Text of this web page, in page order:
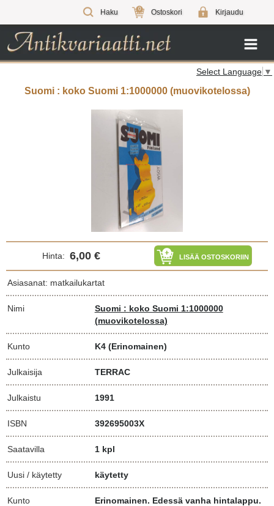
Haku 0 Ostoskori Kirjaudu
Select Language ▼
Suomi : koko Suomi 1:1000000 (muovikotelossa)
Hinta: 6,00 € LISÄÄ OSTOSKORIIN
Asiasanat: matkailukartat
Nimi
Suomi : koko Suomi 1:1000000
(muovikotelossa)
Kunto K4 (Erinomainen)
Julkaisija TERRAC
Julkaistu 1991
ISBN 392695003X
Saatavilla 1 kpl
Uusi / käytetty käytetty
Kunto
Erinomainen. Edessä vanha hintalappu.